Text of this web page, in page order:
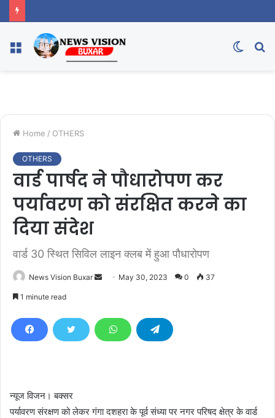
Menu
Switch
Home / OTHERS
OTHERS
वार्ड पार्षद ने पौधारोपण कर
पर्यावरण को संरक्षित करने का
दिया संदेश
वार्ड 30 स्थित सिविल लाइन क्लब में हुआ पौधारोपण
News Vision Buxar
d
i
May 30, 2023 0 37
1 minute read
न्यूज विजन। बक्सर
पर्यावरण संरक्षण को लेकर गंगा दशहरा के पूर्व संध्या पर नगर परिषद क्षेत्र के वार्ड